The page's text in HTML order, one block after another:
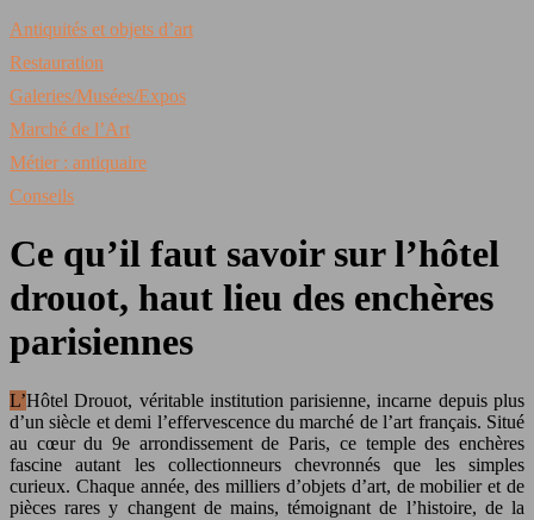
Antiquités et objets d’art
Restauration
Galeries/Musées/Expos
Marché de l’Art
Métier : antiquaire
Conseils
Ce qu’il faut savoir sur l’hôtel
drouot, haut lieu des enchères
parisiennes
L’Hôtel Drouot, véritable institution parisienne, incarne depuis plus
d’un siècle et demi l’effervescence du marché de l’art français. Situé
au cœur du 9e arrondissement de Paris, ce temple des enchères
fascine autant les collectionneurs chevronnés que les simples
curieux. Chaque année, des milliers d’objets d’art, de mobilier et de
pièces rares y changent de mains, témoignant de l’histoire, de la